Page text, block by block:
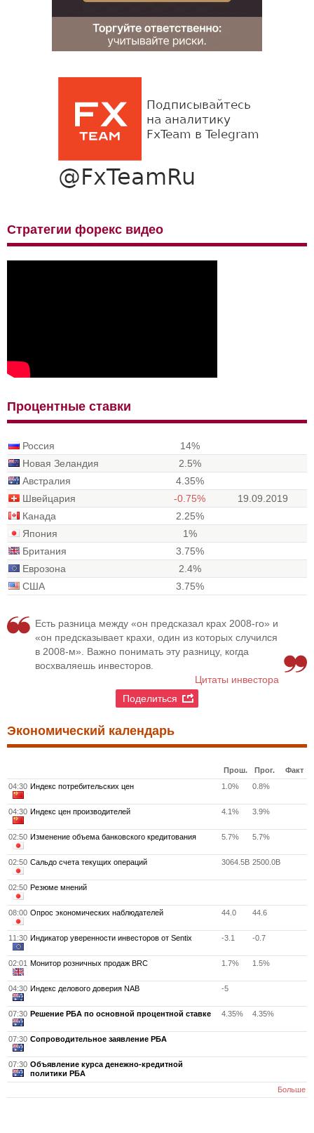
Стратегии форекс видео
Процентные ставки
Россия
14%
Новая Зеландия
2.5%
Австралия
4.35%
Швейцария
-0.75%
19.09.2019
Канада
2.25%
Япония
1%
Британия
3.75%
Еврозона
2.4%
США
3.75%
Есть разница между «он предсказал крах 2008-го» и
«он предсказывает крахи, один из которых случился
в 2008-м». Важно понимать эту разницу, когда
восхваляешь инвесторов.
Цитаты инвестора
Поделиться
Экономический календарь
Прош. Прог.
Факт
04:30 Индекс потребительских цен 1.0% 0.8%
04:30 Индекс цен производителей 4.1% 3.9%
02:50 Изменение объема банковского кредитования 5.7% 5.7%
02:50 Сальдо счета текущих операций 3064.5B 2500.0B
02:50 Резюме мнений
08:00 Опрос экономических наблюдателей 44.0 44.6
11:30 Индикатор уверенности инвесторов от Sentix -3.1 -0.7
02:01 Монитор розничных продаж BRC 1.7% 1.5%
04:30 Индекс делового доверия NAB -5
07:30 Решение РБА по основной процентной ставке 4.35% 4.35%
07:30 Сопроводительное заявление РБА
07:30 Объявление курса денежно-кредитной
политики РБА
Больше